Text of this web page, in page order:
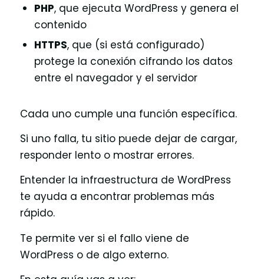
PHP, que ejecuta WordPress y genera el
contenido
HTTPS, que (si está configurado)
protege la conexión cifrando los datos
entre el navegador y el servidor
Cada uno cumple una función específica.
Si uno falla, tu sitio puede dejar de cargar,
responder lento o mostrar errores.
Entender la infraestructura de WordPress
te ayuda a encontrar problemas más
rápido.
Te permite ver si el fallo viene de
WordPress o de algo externo.